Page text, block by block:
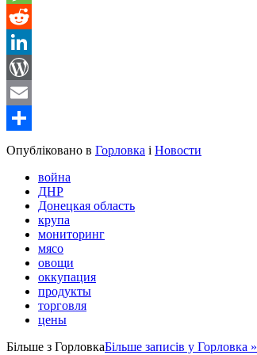
Message
Reddit
LinkedIn
WordPress
Email
Share
Опубліковано в Горловка і Новости
война
ДНР
Донецкая область
крупа
мониторинг
мясо
овощи
оккупация
продукты
торговля
цены
Більше з ГорловкаБільше записів у Горловка »